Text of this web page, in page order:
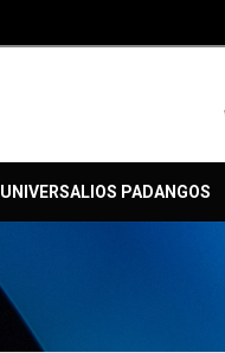
UNIVERSALIOS PADANGOS